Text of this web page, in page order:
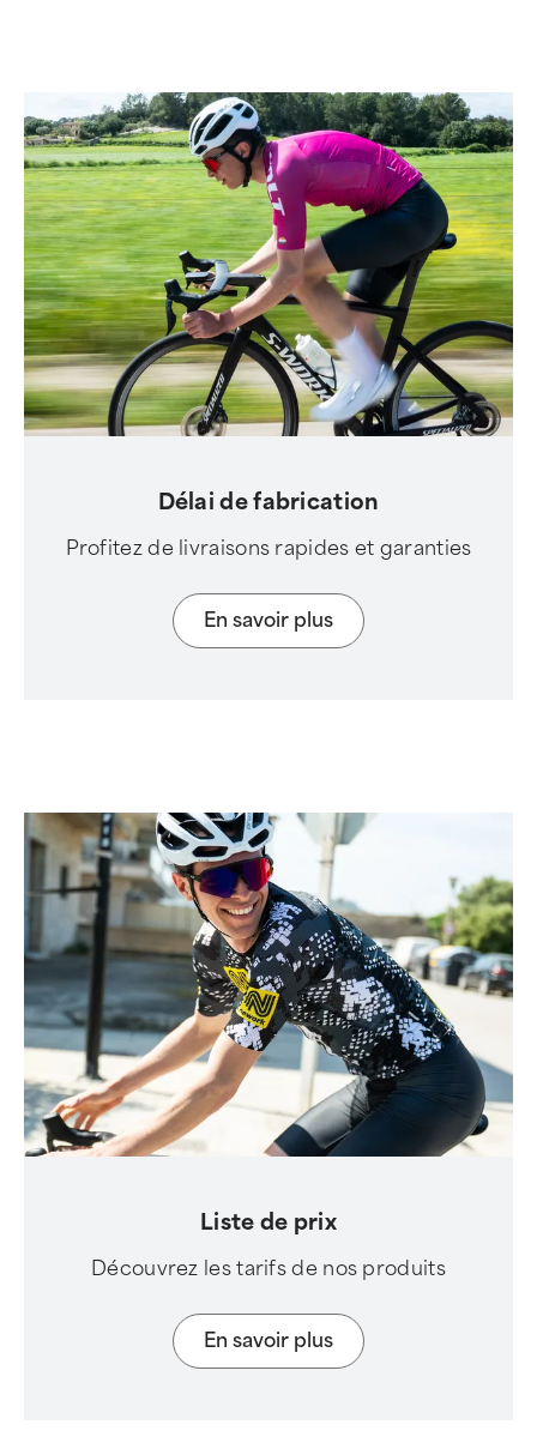
Délai de fabrication
Profitez de livraisons rapides et garanties
En savoir plus
Liste de prix
Découvrez les tarifs de nos produits
En savoir plus